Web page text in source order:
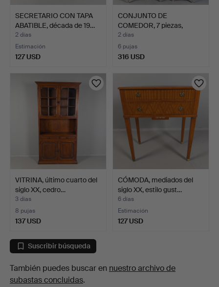
SECRETARIO CON TAPA
ABATIBLE, década de 19…
2 días
Estimación
127 USD
CONJUNTO DE
COMEDOR, 7 piezas,
finales del…
2 días
6 pujas
316 USD
VITRINA, último cuarto del
siglo XX, cedro…
3 días
8 pujas
137 USD
CÓMODA, mediados del
siglo XX, estilo gust…
6 días
Estimación
127 USD
Suscribir búsqueda
También puedes buscar en nuestro archivo de
subastas concluidas.